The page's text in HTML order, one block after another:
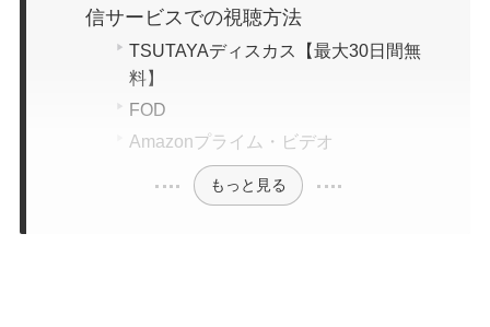
信サービスでの視聴方法
TSUTAYAディスカス【最大30日間無
料】
FOD
Amazonプライム・ビデオ
もっと見る